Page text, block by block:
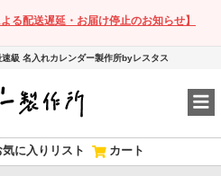
る配送遅延・お届け停止のお知らせ】
級 名入れカレンダー製作所byレスタス
気に入りリスト カート